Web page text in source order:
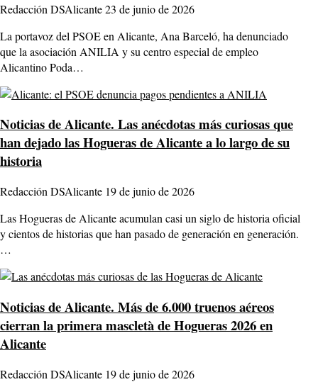
Redacción DSAlicante23 de junio de 2026
La portavoz del PSOE en Alicante, Ana Barceló, ha denunciado
que la asociación ANILIA y su centro especial de empleo
Alicantino Poda…
Noticias de Alicante. Las anécdotas más curiosas que
han dejado las Hogueras de Alicante a lo largo de su
historia
Redacción DSAlicante 19 de junio de 2026
Las Hogueras de Alicante acumulan casi un siglo de historia oficial
y cientos de historias que han pasado de generación en generación.
…
Noticias de Alicante. Más de 6.000 truenos aéreos
cierran la primera mascletà de Hogueras 2026 en
Alicante
Redacción DSAlicante 19 de junio de 2026